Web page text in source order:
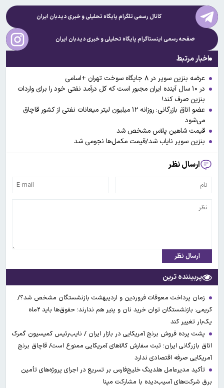
کانال رسمی تلگرام پایگاه تحلیلی و خبریدیدبان ایران
صفحه رسمی اینستاگرام پایگاه تحلیلی و خبریدیدبان ایران
اخبار مرتبط
عرضه بنزین سوپر در ۸ جایگاه سوخت تهران +اسامی
در ۱۰ سال آینده ایران مجبور است که کل درآمد نفتی خود را برای واردات
بنزین صرف کند!
عضو اتاق بازرگانی: روزانه ۱۲ میلیون لیتر میعانات نفتی از کشور قاچاق
می‌شود
قیمت شاهین پلاس مشخص شد
بنزین سوپر نایاب شد/قیمت مکمل‌ها نجومی شد
ارسال نظر
ارسال نظر
پربیننده ترین
زمان پرداخت معوقات فروردین و اردیبهشت بازنشستگان مشخص شد؟/
کریمی: بازنشستگان توان خرید نان و پنیر هم ندارند؛ حقوق‌ها باید ۲ماه
یک‌بار تغییر کند
پشت پرده فروش برنج آمریکایی در بازار ایران / نایب‌رئیس کمیسیون گمرک
اتاق بازرگانی ایران؛ ثبت سفارش کالاهای آمریکایی ممنوع است/ قاچاق برنج
آمریکایی صرفه اقتصادی ندارد
تأکید مدیرعامل هلدینگ خلیج‌فارس بر تسریع در اجرای پروژه‌های تأمین
برق شرکت‌های آسیب‌دیده با مشارکت مپنا